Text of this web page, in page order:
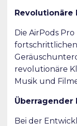
Revolutionäre
Die AirPods
fortschrittlichen
revolutionäre
Musik und
Überragender
Bei der